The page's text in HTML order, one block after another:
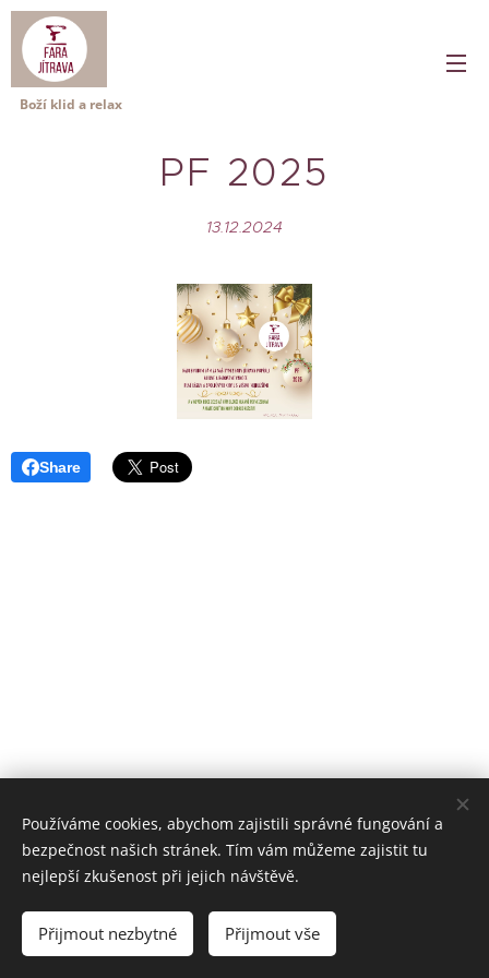
Boží klid a relax
PF 2025
13.12.2024
Share
© 2021 Fara Jítrava, Jítrava 98 463 55 Rynoltice
Cookies
Používáme cookies, abychom zajistili správné fungování a
bezpečnost našich stránek. Tím vám můžeme zajistit tu
nejlepší zkušenost při jejich návštěvě.
Přijmout nezbytné Přijmout vše